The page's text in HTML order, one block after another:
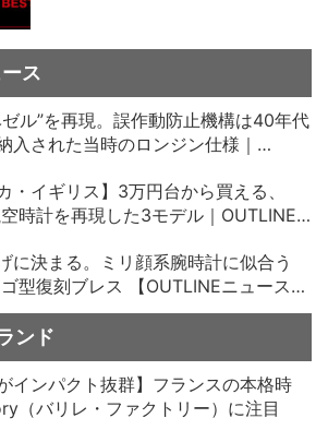
ス
ル”を再現。誤作動防止機構は40年代
入された当時のロンジン仕様｜
・イギリス】3万円台から買える、
時計を再現した3モデル｜OUTLINE
に決まる。ミリ顔系腕時計に似合う
型復刻ブレス 【OUTLINEニュース
ンド
インパクト抜群】フランスの本格時
（バリレ・ファクトリー）に注目